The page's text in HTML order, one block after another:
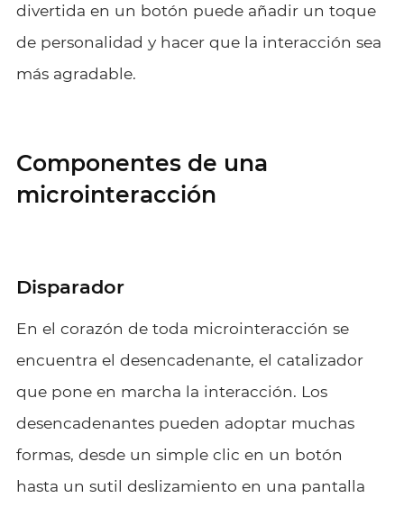
divertida en un botón puede añadir un toque
de personalidad y hacer que la interacción sea
más agradable.
Componentes de una
microinteracción
Disparador
En el corazón de toda microinteracción se
encuentra el desencadenante, el catalizador
que pone en marcha la interacción. Los
desencadenantes pueden adoptar muchas
formas, desde un simple clic en un botón
hasta un sutil deslizamiento en una pantalla